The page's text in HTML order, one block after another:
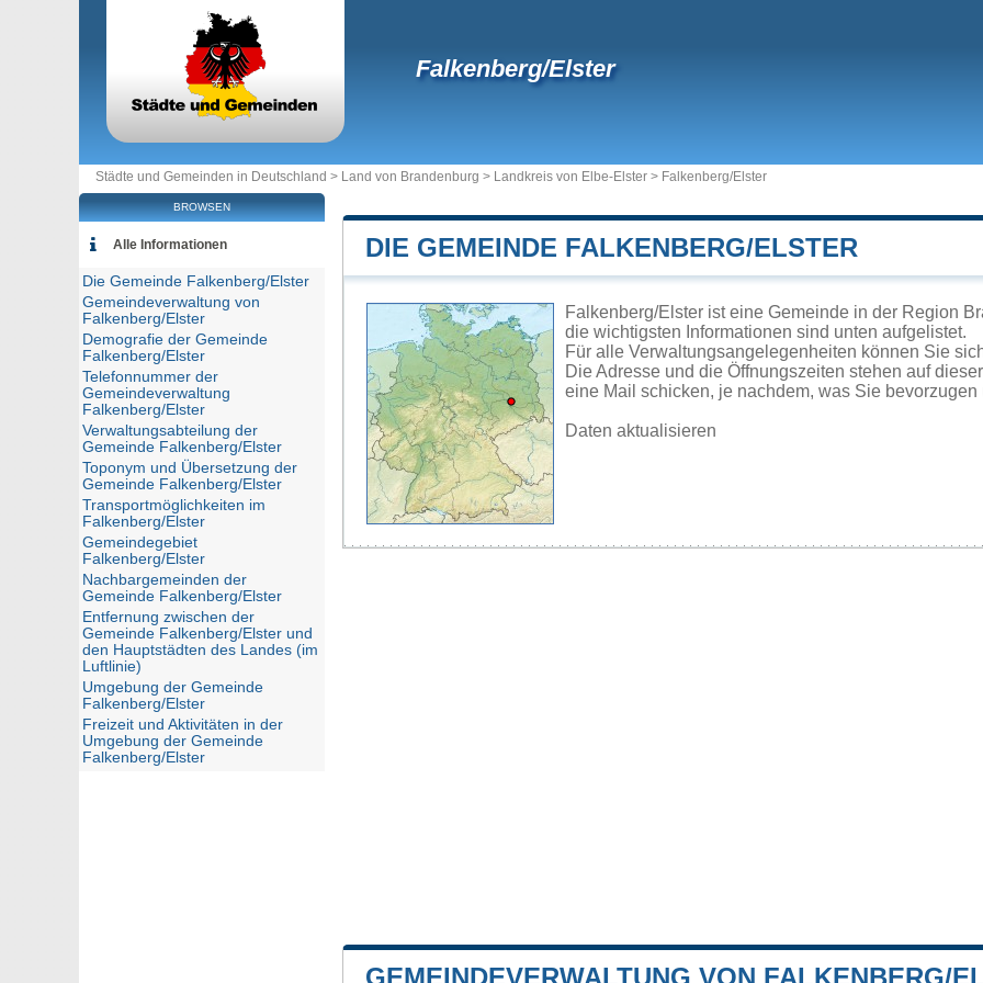
Falkenberg/Elster
Städte und Gemeinden in Deutschland > Land von Brandenburg > Landkreis von Elbe-Elster > Falkenberg/Elster
DIE GEMEINDE FALKENBERG/ELSTER
Falkenberg/Elster ist eine Gemeinde in der Region
die wichtigsten Informationen sind unten aufgelistet.
Für alle Verwaltungsangelegenheiten können Sie
Die Adresse und die Öffnungszeiten stehen auf
eine Mail schicken, je nachdem, was Sie
Daten aktualisieren
GEMEINDEVERWALTUNG VON FALKENBERG/
BROWSEN
Alle Informationen
Die Gemeinde Falkenberg/Elster
Gemeindeverwaltung von
Falkenberg/Elster
Demografie der Gemeinde
Falkenberg/Elster
Telefonnummer der
Gemeindeverwaltung
Falkenberg/Elster
Verwaltungsabteilung der
Gemeinde Falkenberg/Elster
Toponym und Übersetzung der
Gemeinde Falkenberg/Elster
Transportmöglichkeiten im
Falkenberg/Elster
Gemeindegebiet
Falkenberg/Elster
Nachbargemeinden der
Gemeinde Falkenberg/Elster
Entfernung zwischen der
Gemeinde Falkenberg/Elster und
den Hauptstädten des Landes (im
Luftlinie)
Umgebung der Gemeinde
Falkenberg/Elster
Freizeit und Aktivitäten in der
Umgebung der Gemeinde
Falkenberg/Elster